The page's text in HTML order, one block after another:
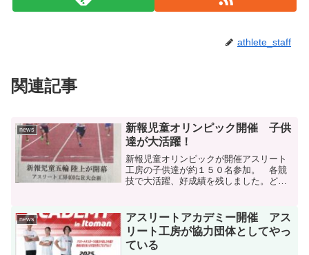
athlete_staff
関連記事
news
新報児童オリンピック開催 子供
達が大活躍！
新報児童オリンピックが開催アスリート
工房の子供達が約１５０名参加。 各競
技で大活躍、好成績を残しました。どん
news
アスリートアカデミー開催 アス
リート工房が協力団体としてやっ
ている